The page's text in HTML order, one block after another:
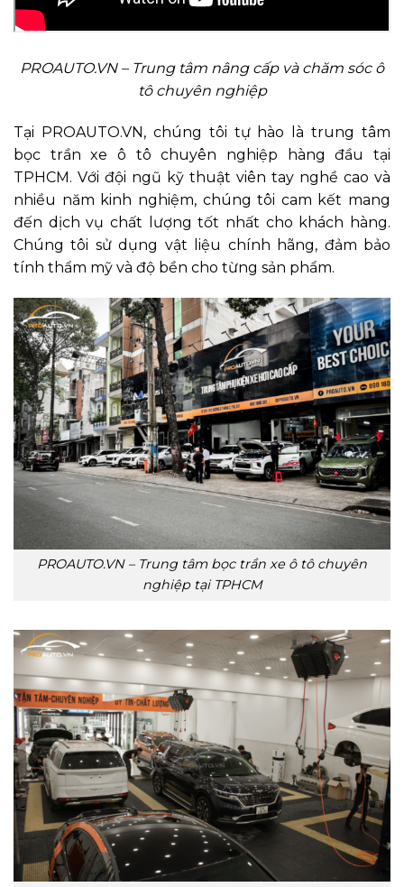
PROAUTO.VN – Trung tâm nâng cấp và chăm sóc ô
tô chuyên nghiệp
Tại PROAUTO.VN, chúng tôi tự hào là trung tâm
bọc trần xe ô tô chuyên nghiệp hàng đầu tại
TPHCM. Với đội ngũ kỹ thuật viên tay nghề cao và
nhiều năm kinh nghiệm, chúng tôi cam kết mang
đến dịch vụ chất lượng tốt nhất cho khách hàng.
Chúng tôi sử dụng vật liệu chính hãng, đảm bảo
tính thẩm mỹ và độ bền cho từng sản phẩm.
PROAUTO.VN – Trung tâm bọc trần xe ô tô chuyên
nghiệp tại TPHCM